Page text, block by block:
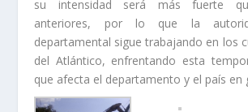
su intensidad será más fuerte
anteriores, por lo que la
departamental sigue trabajando en los
del Atlántico, enfrentando esta
que afecta el departamento y el país en